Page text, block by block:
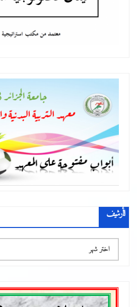
الأرشيف
الأرشيف